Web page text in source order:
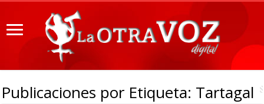
Publicaciones por Etiqueta: Tartagal